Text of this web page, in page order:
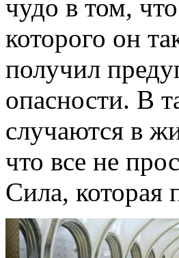
чудо в том,
которого он
получил
опасности. В
случаются в
что все не
Сила, которая